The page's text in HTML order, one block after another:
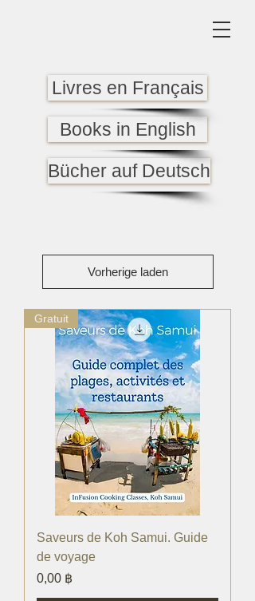
Livres en Français
Books in English
Bücher auf Deutsch
Vorherige laden
Gratuit
Saveurs de Koh Samui. Guide
de voyage
Preis
0,00 ฿